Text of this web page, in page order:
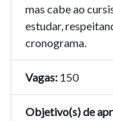
mas cabe ao
estudar,
cronograma.
Vagas: 150
Objetivo(s) de